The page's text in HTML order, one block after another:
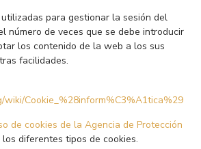
para gestionar la sesión del
número de veces que se debe introducir
los contenido de la web a los sus
facilidades.
wiki/Cookie_%28inform%C3%A1tica%29
de cookies de la Agencia de Protección
diferentes tipos de cookies.